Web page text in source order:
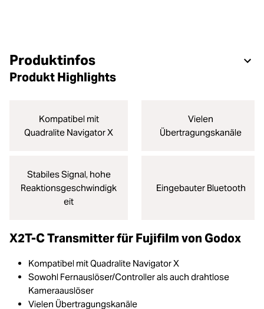
Produktinfos
Produkt Highlights
Kompatibel mit
Quadralite Navigator X
Vielen
Übertragungskanäle
Stabiles Signal, hohe
Reaktionsgeschwindigk
eit
Eingebauter Bluetooth
X2T-C Transmitter für Fujifilm von Godox
Kompatibel mit Quadralite Navigator X
Sowohl Fernauslöser/Controller als auch drahtlose
Kameraauslöser
Vielen Übertragungskanäle